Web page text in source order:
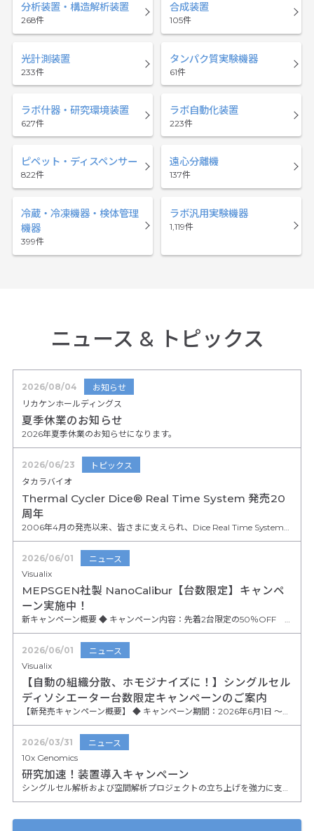
分析装置・構造解析装置
268
合成装置
105
光計測装置
233
タンパク質実験機器
61
ラボ什器・研究環境装置
627
ラボ自動化装置
223
ピペット・ディスペンサー
822
遠心分離機
137
冷蔵・冷凍機器・検体管理
機器
399
ラボ汎用実験機器
1,119
ニュース & トピックス
2026/08/04
お知らせ
リカケンホールディングス
夏季休業のお知らせ
2026年夏季休業のお知らせになります。
2026/06/23
トピックス
タカラバイオ
Thermal Cycler Dice® Real Time System 発売20
周年
2006年4月の発売以来、皆さまに支えられ、Dice Real Time Systemシリーズは2026年4月に20周年を迎えました。
2026/06/01
ニュース
Visualix
MEPSGEN社製 NanoCalibur【台数限定】キャンペ
ーン実施中！
新キャンペーン概要 ◆ キャンペーン内容：先着2台限定の50％OFF Nanocalibur本体定価：1,800万円→特別価格:900万円
2026/06/01
ニュース
Visualix
【自動の組織分散、ホモジナイズに！】シングルセル
ディソシエーター台数限定キャンペーンのご案内
2026/03/31
ニュース
10x Genomics
研究加速！装置導入キャンペーン